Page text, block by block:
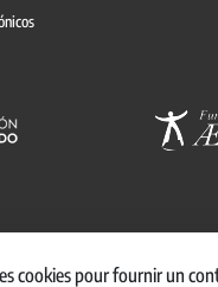
DEL NOTARIO
cookies pour fournir un